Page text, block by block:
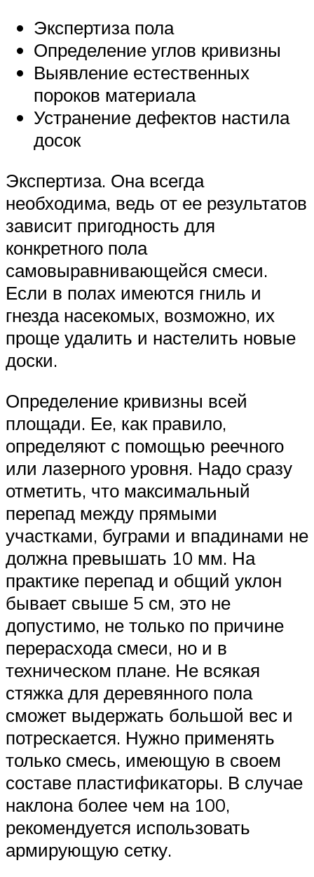
Экспертиза пола
Определение углов кривизны
Выявление естественных
пороков материала
Устранение дефектов настила
досок
Экспертиза. Она всегда
необходима, ведь от ее результатов
зависит пригодность для
конкретного пола
самовыравнивающейся смеси.
Если в полах имеются гниль и
гнезда насекомых, возможно, их
проще удалить и настелить новые
доски.
Определение кривизны всей
площади. Ее, как правило,
определяют с помощью реечного
или лазерного уровня. Надо сразу
отметить, что максимальный
перепад между прямыми
участками, буграми и впадинами не
должна превышать 10 мм. На
практике перепад и общий уклон
бывает свыше 5 см, это не
допустимо, не только по причине
перерасхода смеси, но и в
техническом плане. Не всякая
стяжка для деревянного пола
сможет выдержать большой вес и
потрескается. Нужно применять
только смесь, имеющую в своем
составе пластификаторы. В случае
наклона более чем на 100,
рекомендуется использовать
армирующую сетку.